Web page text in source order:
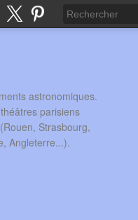
astronomiques.
parisiens
Strasbourg,
Angleterre...).